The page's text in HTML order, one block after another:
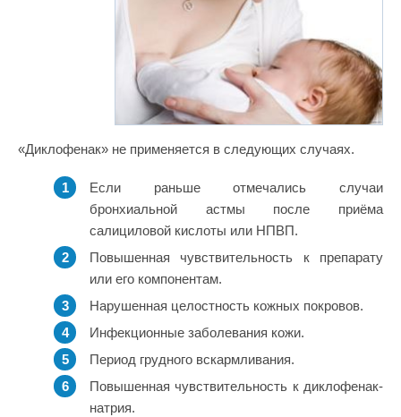
«Диклофенак» не применяется в следующих случаях.
Если раньше отмечались случаи
бронхиальной астмы после приёма
салициловой кислоты или НПВП.
Повышенная чувствительность к препарату
или его компонентам.
Нарушенная целостность кожных покровов.
Инфекционные заболевания кожи.
Период грудного вскармливания.
Повышенная чувствительность к диклофенак-
натрия.